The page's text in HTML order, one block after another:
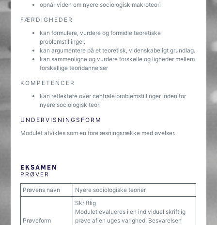
opnår viden om nyere sociologisk makroteori
FÆRDIGHEDER
kan formulere, vurdere og formidle teoretiske
problemstillinger.
kan argumentere på et teoretisk, videnskabeligt grundlag.
kan sammenligne og vurdere forskelle og ligheder mellem
forskellige teoridannelser
KOMPETENCER
kan reflektere over centrale problemstillinger inden for
nyere sociologisk teori
UNDERVISNINGSFORM
Modulet afvikles som en forelæsningsrække med øvelser.
EKSAMEN
PRØVER
Prøvens navn Nyere sociologiske teorier
Prøveform
Skriftlig
Modulet evalueres i en individuel skriftlig
prøve af en uges varighed. Besvarelsen